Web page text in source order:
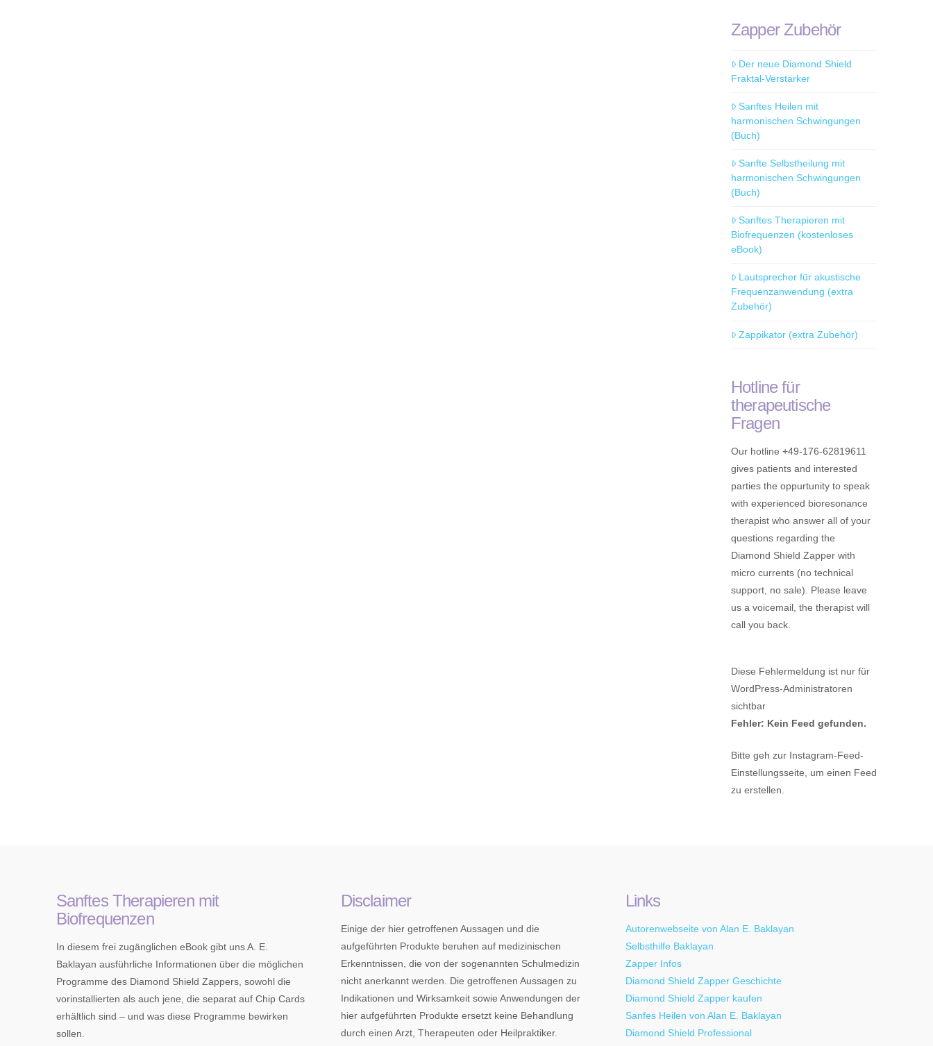
Zapper Zubehör
Der neue Diamond Shield
Fraktal-Verstärker
Sanftes Heilen mit
harmonischen Schwingungen
(Buch)
Sanfte Selbstheilung mit
harmonischen Schwingungen
(Buch)
Sanftes Therapieren mit
Biofrequenzen (kostenloses
eBook)
Lautsprecher für akustische
Frequenzanwendung (extra
Zubehör)
Zappikator (extra Zubehör)
Hotline für
therapeutische
Fragen
Our hotline +49-176-62819611
gives patients and interested
parties the oppurtunity to speak
with experienced bioresonance
therapist who answer all of your
questions regarding the
Diamond Shield Zapper with
micro currents (no technical
support, no sale). Please leave
us a voicemail, the therapist will
call you back.
Diese Fehlermeldung ist nur für
WordPress-Administratoren
sichtbar
Fehler: Kein Feed gefunden.
Bitte geh zur Instagram-Feed-
Einstellungsseite, um einen Feed
zu erstellen.
Sanftes Therapieren mit
Biofrequenzen
In diesem frei zugänglichen eBook gibt uns A. E.
Baklayan ausführliche Informationen über die möglichen
Programme des Diamond Shield Zappers, sowohl die
vorinstallierten als auch jene, die separat auf Chip Cards
erhältlich sind – und was diese Programme bewirken
sollen.
Disclaimer
Einige der hier getroffenen Aussagen und die
aufgeführten Produkte beruhen auf medizinischen
Erkenntnissen, die von der sogenannten Schulmedizin
nicht anerkannt werden. Die getroffenen Aussagen zu
Indikationen und Wirksamkeit sowie Anwendungen der
hier aufgeführten Produkte ersetzt keine Behandlung
durch einen Arzt, Therapeuten oder Heilpraktiker.
Links
Autorenwebseite von Alan E. Baklayan
Selbsthilfe Baklayan
Zapper Infos
Diamond Shield Zapper Geschichte
Diamond Shield Zapper kaufen
Sanfes Heilen von Alan E. Baklayan
Diamond Shield Professional